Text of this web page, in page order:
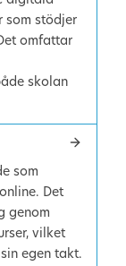
som stödjer
omfattar
skolan
som
Det
genom
vilket
egen takt.